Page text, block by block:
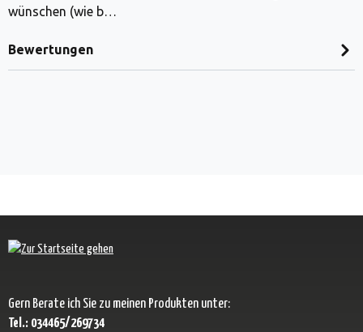
wünschen (wie b…
Bewertungen
Gern Berate ich Sie zu meinen Produkten unter:
Tel.: 034465/269734